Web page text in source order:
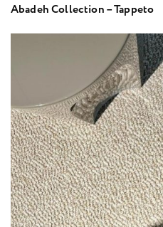
Abadeh Collection – Tappeto